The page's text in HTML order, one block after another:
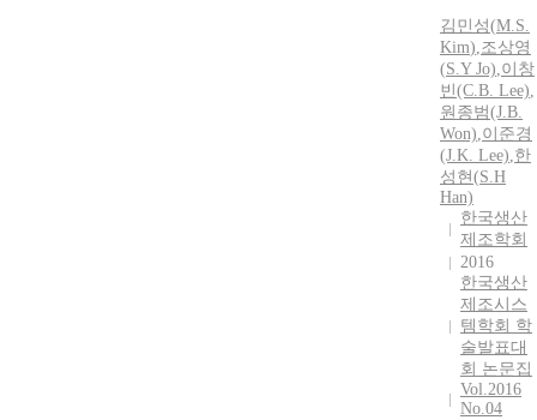
김민성(M.S.
Kim),조상영
(S.Y Jo),이창
빈(C.B. Lee),
원종범(J.B.
Won),이준경
(J.K. Lee),한
성현(S.H
Han)
한국생산
제조학회
2016
한국생산
제조시스
템학회 학
술발표대
회 논문집
Vol.2016
No.04